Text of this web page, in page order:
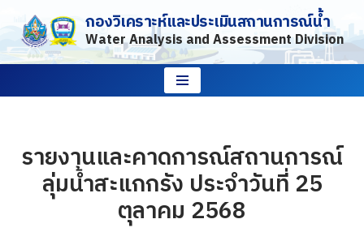
Skip
to
กองวิเคราะห์และประเมินสถานการณ์น้ำ
Water Analysis and Assessment Division
รายงานและคาดการณ์สถานการณ์
ลุ่มน้ำสะแกกรัง ประจำวันที่ 25
ตุลาคม 2568